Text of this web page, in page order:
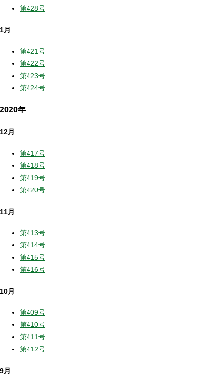
第428号
1月
第421号
第422号
第423号
第424号
2020年
12月
第417号
第418号
第419号
第420号
11月
第413号
第414号
第415号
第416号
10月
第409号
第410号
第411号
第412号
9月